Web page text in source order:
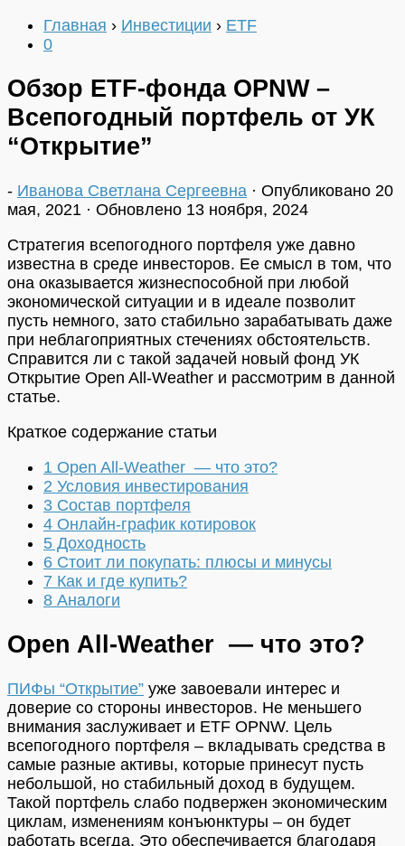
Главная › Инвестиции › ETF
0
Обзор ETF-фонда OPNW –
Всепогодный портфель от УК
“Открытие”
- Иванова Светлана Сергеевна · Опубликовано 20
мая, 2021 · Обновлено 13 ноября, 2024
Стратегия всепогодного портфеля уже давно
известна в среде инвесторов. Ее смысл в том, что
она оказывается жизнеспособной при любой
экономической ситуации и в идеале позволит
пусть немного, зато стабильно зарабатывать даже
при неблагоприятных стечениях обстоятельств.
Справится ли с такой задачей новый фонд УК
Открытие Open All-Weather и рассмотрим в данной
статье.
Краткое содержание статьи
1 Open All-Weather — что это?
2 Условия инвестирования
3 Состав портфеля
4 Онлайн-график котировок
5 Доходность
6 Стоит ли покупать: плюсы и минусы
7 Как и где купить?
8 Аналоги
Open All-Weather — что это?
ПИФы “Открытие” уже завоевали интерес и
доверие со стороны инвесторов. Не меньшего
внимания заслуживает и ETF OPNW. Цель
всепогодного портфеля – вкладывать средства в
самые разные активы, которые принесут пусть
небольшой, но стабильный доход в будущем.
Такой портфель слабо подвержен экономическим
циклам, изменениям конъюнктуры – он будет
работать всегда. Это обеспечивается благодаря